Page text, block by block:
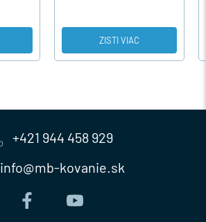
ZISTI VIAC
+421 944 458 929
info@mb-kovanie.sk